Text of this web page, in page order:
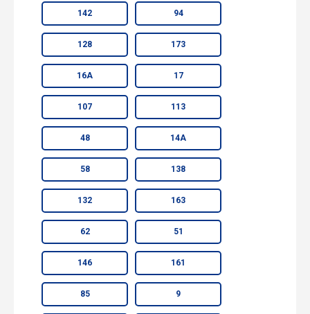
142 94
128 173
16А 17
107 113
48 14А
58 138
132 163
62 51
146 161
85 9